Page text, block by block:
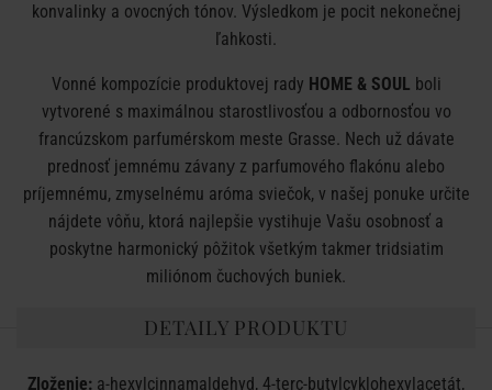
konvalinky a ovocných tónov. Výsledkom je pocit nekonečnej
ľahkosti.
Vonné kompozície produktovej rady HOME & SOUL boli
vytvorené s maximálnou starostlivosťou a odbornosťou vo
francúzskom parfumérskom meste Grasse. Nech už dávate
prednosť jemnému závanу z parfumového flakónu alebo
príjemnému, zmyselnému aróma sviečok, v našej ponuke určite
nájdete vôňu, ktorá najlepšie vystihuje Vašu osobnosť a
poskytne harmonický pôžitok všetkým takmer tridsiatim
miliónom čuchových buniek.
DETAILY PRODUKTU
Zloženie: a-hexylcinnamaldehyd, 4-terc-butylcyklohexylacetát,